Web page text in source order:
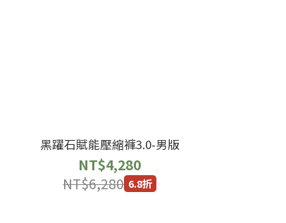
黑躍石賦能壓縮褲3.0-男版
NT$4,280
NT$6,280 6.8折